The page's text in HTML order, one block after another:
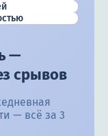
—
срывов
— всё за 3